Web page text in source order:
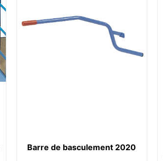
Barre de basculement 2020